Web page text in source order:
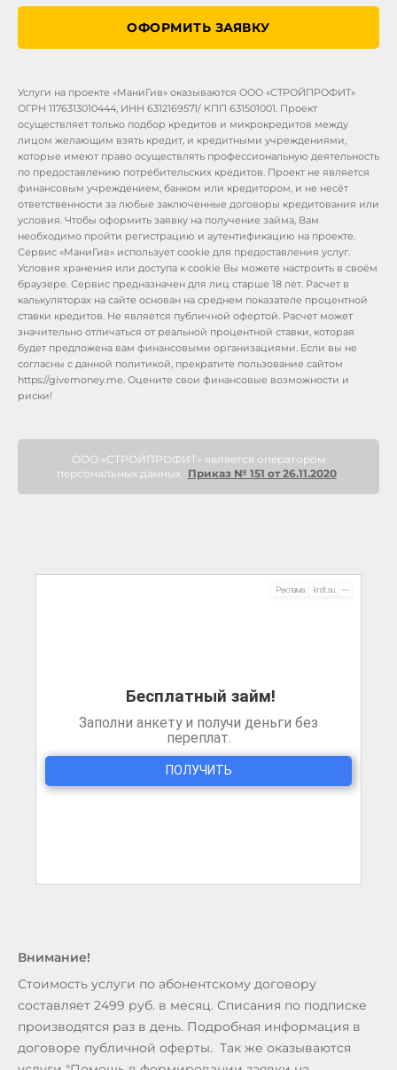
ОФОРМИТЬ ЗАЯВКУ
Услуги на проекте «МаниГив» оказываются ООО «СТРОЙПРОФИТ»
ОГРН 1176313010444, ИНН 6312169571/ КПП 631501001. Проект
осуществляет только подбор кредитов и микрокредитов между
лицом желающим взять кредит, и кредитными учреждениями,
которые имеют право осуществлять профессиональную деятельность
по предоставлению потребительских кредитов. Проект не является
финансовым учреждением, банком или кредитором, и не несёт
ответственности за любые заключенные договоры кредитования или
условия. Чтобы оформить заявку на получение займа, Вам
необходимо пройти регистрацию и аутентификацию на проекте.
Сервис «МаниГив» использует cookie для предоставления услуг.
Условия хранения или доступа к cookie Вы можете настроить в своём
браузере. Сервис предназначен для лиц старше 18 лет. Расчет в
калькуляторах на сайте основан на среднем показателе процентной
ставки кредитов. Не является публичной офертой. Расчет может
значительно отличаться от реальной процентной ставки, которая
будет предложена вам финансовыми организациями. Если вы не
согласны с данной политикой, прекратите пользование сайтом
https://givemoney.me. Оцените свои финансовые возможности и
риски!
ООО «СТРОЙПРОФИТ» является оператором
персональных данных Приказ № 151 от 26.11.2020
Внимание!
Стоимость услуги по абонентскому договору
составляет 2499 руб. в месяц. Списания по подписке
производятся раз в день. Подробная информация в
договоре публичной оферты. Так же оказываются